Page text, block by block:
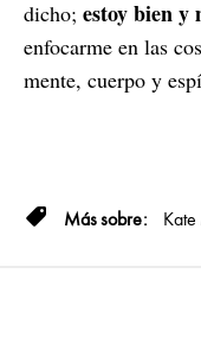
dicho; estoy bien y
enfocarme en las
mente, cuerpo y